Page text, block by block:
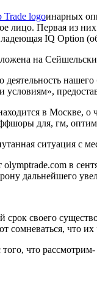
инарных
лицо. Первая из
IQ Option
на
в Москве, о
для, гм,
ситуация с
в
дальнейшего
срок своего
сомневаться, что
что рассмотрим-